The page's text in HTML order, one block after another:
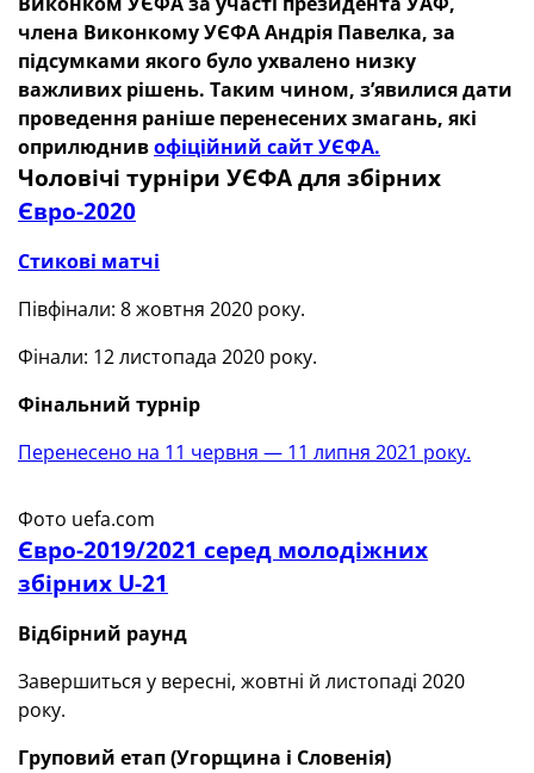
члена Виконкому УЄФА Андрія Павелка, за
підсумками якого було ухвалено низку
важливих рішень. Таким чином, з’явилися дати
проведення раніше перенесених змагань, які
оприлюднивофіційний сайт УЄФА.
Чоловічі турніри УЄФА для збірних
Євро-2020
Стикові матчі
Півфінали: 8 жовтня 2020 року.
Фінали: 12 листопада 2020 року.
Фінальний турнір
Перенесено на 11 червня — 11 липня 2021 року.
Фото uefa.com
Євро-2019/2021 серед молодіжних
збірних U-21
Відбірний раунд
Завершиться у вересні, жовтні й листопаді 2020
року.
Груповий етап (Угорщина і Словенія)